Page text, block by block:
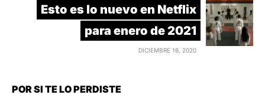
Esto es lo nuevo en Netflix
para enero de 2021
DICIEMBRE 16, 2020
POR SI TE LO PERDISTE